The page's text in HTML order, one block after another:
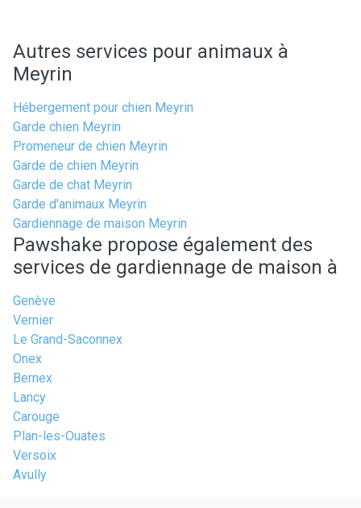
Autres services pour animaux à
Meyrin
Hébergement pour chien Meyrin
Garde chien Meyrin
Promeneur de chien Meyrin
Garde de chien Meyrin
Garde de chat Meyrin
Garde d'animaux Meyrin
Gardiennage de maison Meyrin
Pawshake propose également des
services de gardiennage de maison à
Genève
Vernier
Le Grand-Saconnex
Onex
Bernex
Lancy
Carouge
Plan-les-Ouates
Versoix
Avully